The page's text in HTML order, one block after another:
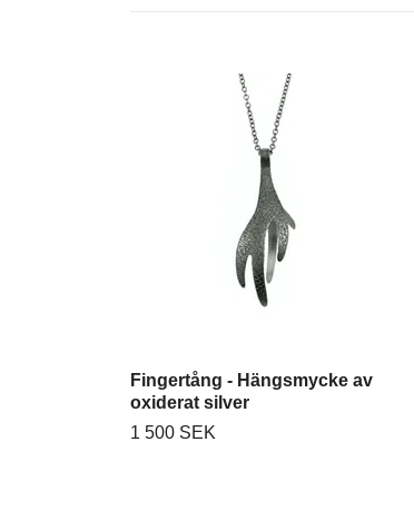
Fingertång - Hängsmycke av
oxiderat silver
1 500 SEK